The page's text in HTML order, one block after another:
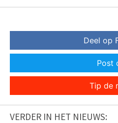
Deel op
Post
Tip de
VERDER IN HET NIEUWS: